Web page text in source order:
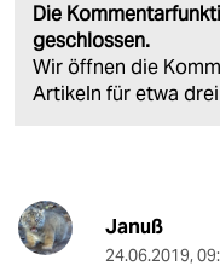
Die
geschlossen.
Wir öffnen die
Artikeln für etwa
Januß
24.06.2019,